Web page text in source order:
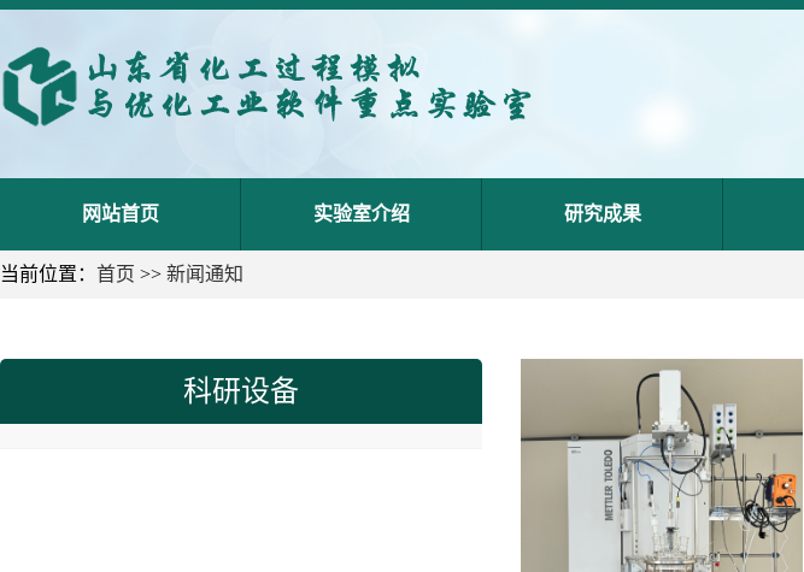
网站首页 实验室介绍 研究成果
当前位置： 首页 >> 新闻通知
科研设备